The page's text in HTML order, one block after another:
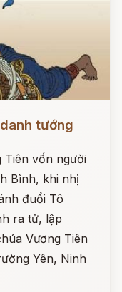
tướng
Tiên vốn người
Bình, khi nhị
đuổi Tô
ra tử, lập
Vương Tiên
Yên, Ninh